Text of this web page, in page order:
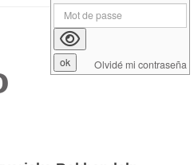
Olvidé mi contraseña